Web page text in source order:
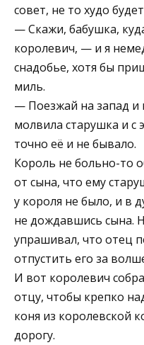
совет, не то худо
— Скажи, бабушка,
королевич, — и я
снадобье, хотя бы
миль.
— Поезжай на запад и
молвила старушка и с
точно её и не бывало.
Король не больно-то
от сына, что ему
у короля не было, и в
не дождавшись сына.
упрашивал, что отец
отпустить его за
И вот королевич
отцу, чтобы крепко
коня из королевской
дорогу.